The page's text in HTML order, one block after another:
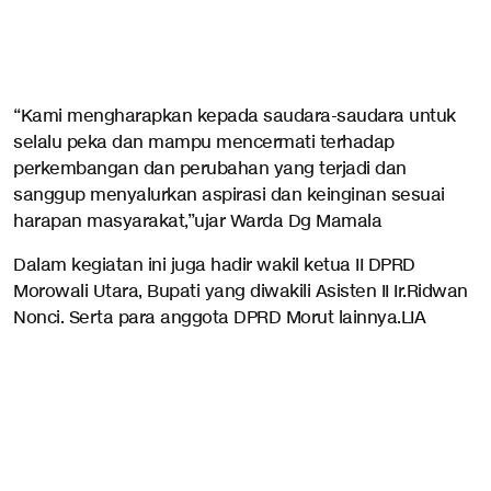
“Kami mengharapkan kepada saudara-saudara untuk
selalu peka dan mampu mencermati terhadap
perkembangan dan perubahan yang terjadi dan
sanggup menyalurkan aspirasi dan keinginan sesuai
harapan masyarakat,”ujar Warda Dg Mamala
Dalam kegiatan ini juga hadir wakil ketua II DPRD
Morowali Utara, Bupati yang diwakili Asisten II Ir.Ridwan
Nonci. Serta para anggota DPRD Morut lainnya.LIA